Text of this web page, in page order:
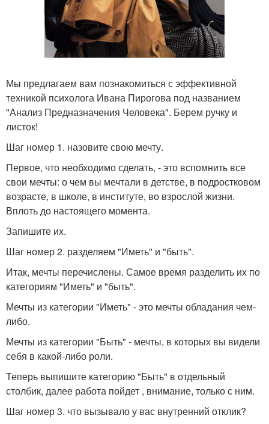
Мы предлагаем вам познакомиться с эффективной
техникой психолога Ивана Пирогова под названием
"Анализ Предназначения Человека". Берем ручку и
листок!
Шаг номер 1. назовите свою мечту.
Первое, что необходимо сделать, - это вспомнить все
свои мечты: о чем вы мечтали в детстве, в подростковом
возрасте, в школе, в институте, во взрослой жизни.
Вплоть до настоящего момента.
Запишите их.
Шаг номер 2. разделяем "Иметь" и "быть".
Итак, мечты перечислены. Самое время разделить их по
категориям "Иметь" и "быть".
Мечты из категории "Иметь" - это мечты обладания чем-
либо.
Мечты из категории "Быть" - мечты, в которых вы видели
себя в какой-либо роли.
Теперь выпишите категорию "Быть" в отдельный
столбик, далее работа пойдет , внимание, только с ним.
Шаг номер 3. что вызывало у вас внутренний отклик?